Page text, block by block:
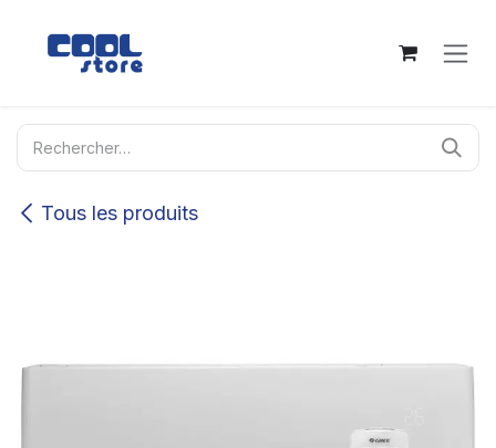
Tous les produits